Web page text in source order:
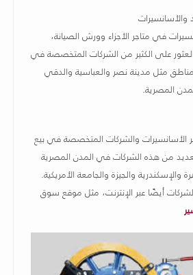
والأسانسيرات
في متاجر الأجزاء وورش الصيانة،
على الكثير من الشركات المتخصصة في
مثل مدينة نصر والعباسية والدقي
المصرية.
الأسانسيرات والشركات المتخصصة في بيع
من هذه الشركات في المدن المصرية
والإسكندرية والجيزة والجامعة الأمريكية.
أيضًا عبر الإنترنت، مثل موقع سوق